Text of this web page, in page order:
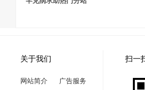
关于我们
网站简介 广告服务
扫一